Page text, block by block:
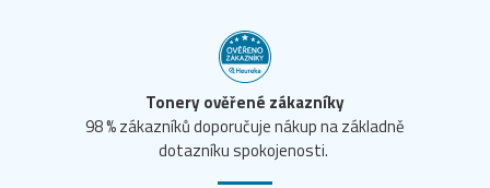
Tonery ověřené zákazníky
98 % zákazníků doporučuje nákup na základně
dotazníku spokojenosti.